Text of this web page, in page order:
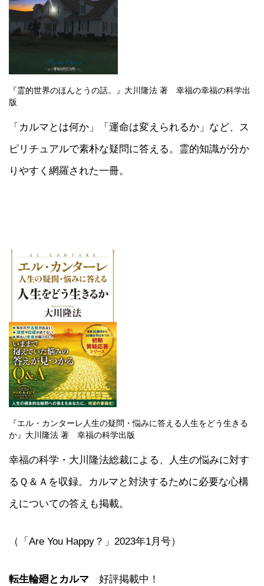
『霊的世界のほんとうの話。』大川隆法 著 幸福の幸福の科学出
版
「カルマとは何か」「運命は変えられるか」など、ス
ピリチュアルで素朴な疑問に答える。霊的知識が分か
りやすく網羅された一冊。
『エル・カンターレ人生の疑問・悩みに答える人生をどう生きる
か』大川隆法 著 幸福の科学出版
幸福の科学・大川隆法総裁による、人生の悩みに対す
るＱ＆Ａを収録。カルマと対決するために必要な心構
えについての答えも掲載。
（「Are You Happy？」2023年1月号）
転生輪廻とカルマ 好評掲載中！